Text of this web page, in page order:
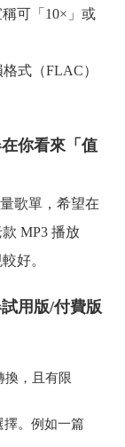
可「10×」或
式（FLAC）
你看來「值
歌單，希望在
MP3 播放
好。
用版/付費版
換，且有限
。例如一篇